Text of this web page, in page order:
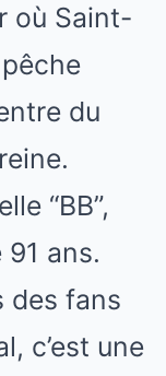
où Saint-
du
“BB”,
91 ans.
des fans
c’est une